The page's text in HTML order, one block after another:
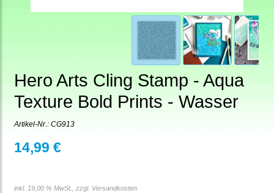
Hero Arts Cling Stamp - Aqua
Texture Bold Prints - Wasser
Artikel-Nr.: CG913
14,99 €
inkl. 19,00 % MwSt., zzgl. Versandkosten